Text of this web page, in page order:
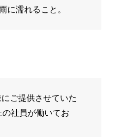
に濡れること。
ご提供させていた
社員が働いてお